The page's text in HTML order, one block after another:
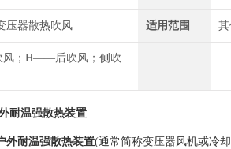
压器散热吹风 适用范围
；H——后吹风；侧吹
耐温强散热装置
外耐温强散热装置(通常简称变压器风机或冷